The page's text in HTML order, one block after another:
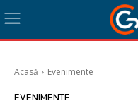
Acasă Evenimente
EVENIMENTE